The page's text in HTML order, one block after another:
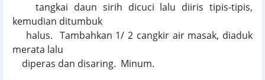
tangkai daun sirih dicuci lalu diiris tipis-tipis,
kemudian ditumbuk
halus. Tambahkan 1/ 2 cangkir air masak, diaduk
merata lalu
diperas dan disaring. Minum.